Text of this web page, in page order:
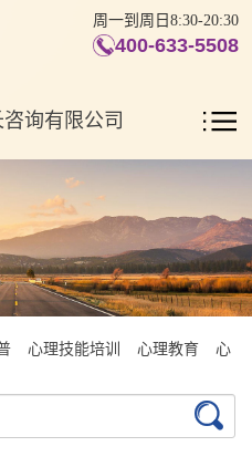
周一到周日8:30-20:30
400-633-5508
询有限公司
心理技能培训 心理教育
心